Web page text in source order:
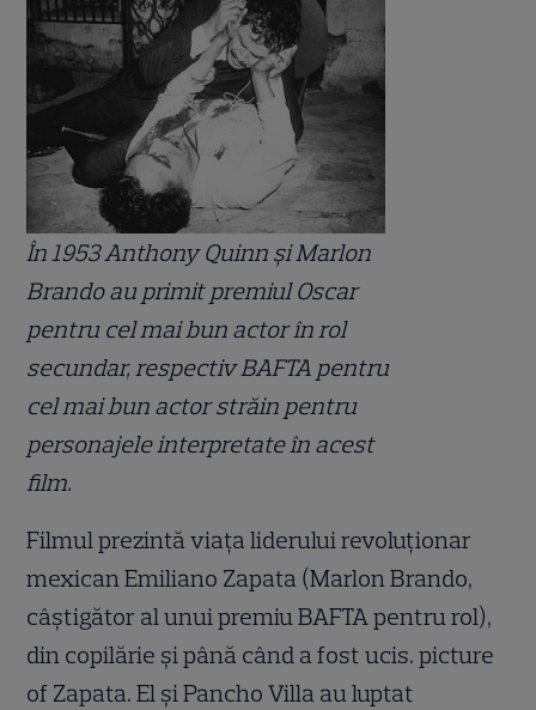
În 1953 Anthony Quinn şi Marlon
Brando au primit premiul Oscar
pentru cel mai bun actor în rol
secundar, respectiv BAFTA pentru
cel mai bun actor străin pentru
personajele interpretate în acest
film.
Filmul prezintă viaţa liderului revoluţionar
mexican Emiliano Zapata (Marlon Brando,
câştigător al unui premiu BAFTA pentru rol),
din copilărie şi până când a fost ucis. picture
of Zapata. El şi Pancho Villa au luptat